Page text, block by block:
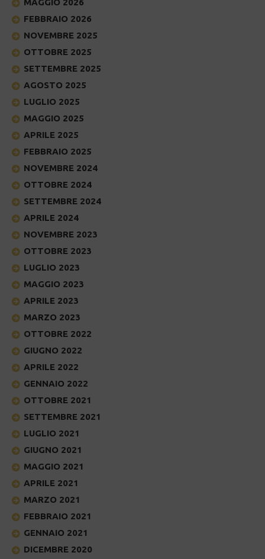
MAGGIO 2026
FEBBRAIO 2026
NOVEMBRE 2025
OTTOBRE 2025
SETTEMBRE 2025
AGOSTO 2025
LUGLIO 2025
MAGGIO 2025
APRILE 2025
FEBBRAIO 2025
NOVEMBRE 2024
OTTOBRE 2024
SETTEMBRE 2024
APRILE 2024
NOVEMBRE 2023
OTTOBRE 2023
LUGLIO 2023
MAGGIO 2023
APRILE 2023
MARZO 2023
OTTOBRE 2022
GIUGNO 2022
APRILE 2022
GENNAIO 2022
OTTOBRE 2021
SETTEMBRE 2021
LUGLIO 2021
GIUGNO 2021
MAGGIO 2021
APRILE 2021
MARZO 2021
FEBBRAIO 2021
GENNAIO 2021
DICEMBRE 2020